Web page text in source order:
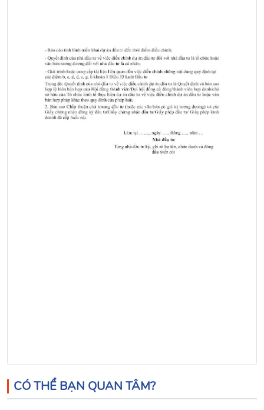
CÓ THỂ BẠN QUAN TÂM?